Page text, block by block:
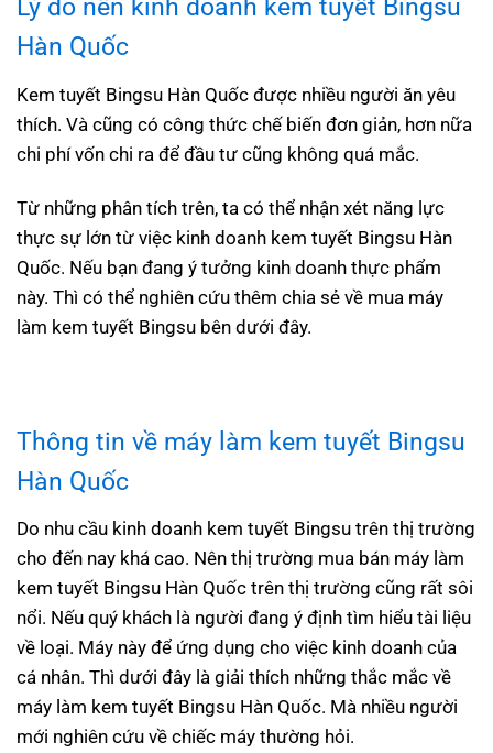
Lý do nên kinh doanh kem tuyết Bingsu
Hàn Quốc
Kem tuyết Bingsu Hàn Quốc được nhiều người ăn yêu
thích. Và cũng có công thức chế biến đơn giản, hơn nữa
chi phí vốn chi ra để đầu tư cũng không quá mắc.
Từ những phân tích trên, ta có thể nhận xét năng lực
thực sự lớn từ việc kinh doanh kem tuyết Bingsu Hàn
Quốc. Nếu bạn đang ý tưởng kinh doanh thực phẩm
này. Thì có thể nghiên cứu thêm chia sẻ về mua máy
làm kem tuyết Bingsu bên dưới đây.
Thông tin về máy làm kem tuyết Bingsu
Hàn Quốc
Do nhu cầu kinh doanh kem tuyết Bingsu trên thị trường
cho đến nay khá cao. Nên thị trường mua bán máy làm
kem tuyết Bingsu Hàn Quốc trên thị trường cũng rất sôi
nổi. Nếu quý khách là người đang ý định tìm hiểu tài liệu
về loại. Máy này để ứng dụng cho việc kinh doanh của
cá nhân. Thì dưới đây là giải thích những thắc mắc về
máy làm kem tuyết Bingsu Hàn Quốc. Mà nhiều người
mới nghiên cứu về chiếc máy thường hỏi.